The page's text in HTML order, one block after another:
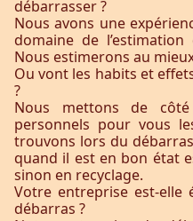
débarrasser ?
Nous avons une
domaine de
Nous estimerons au
Ou vont les habits et
?
Nous mettons de
personnels pour vous
trouvons lors du
quand il est en bon état
sinon en recyclage.
Votre entreprise est-elle
débarras ?